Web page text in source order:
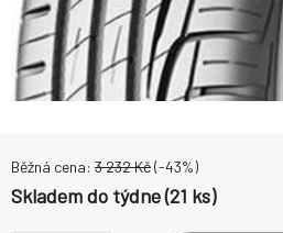
Běžná cena: 3 232Kč(-43%)
Skladem do týdne (21 ks)